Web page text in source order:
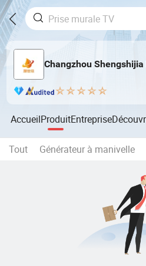
Changzhou
AccueilProduitEntreprise
Tout Générateur à manivelle